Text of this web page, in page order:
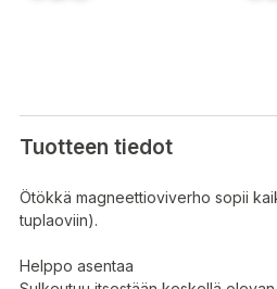
Tuotteen tiedot
Ötökkä magneettioviverho sopii
tuplaoviin).
Helppo asentaa